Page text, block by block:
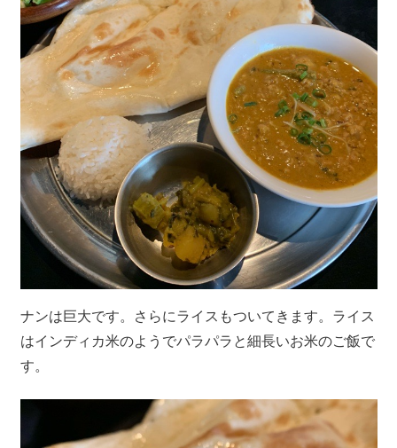
ナンは巨大です。さらにライスもついてきます。ライス
はインディカ米のようでパラパラと細長いお米のご飯で
す。